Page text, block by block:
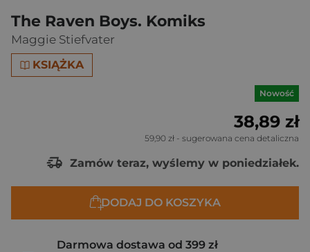
The Raven Boys. Komiks
Maggie Stiefvater
KSIĄŻKA
Nowość
38,89 zł
59,90 zł - sugerowana cena detaliczna
Zamów teraz, wyślemy w poniedziałek.
DODAJ DO KOSZYKA
Darmowa dostawa od 399 zł